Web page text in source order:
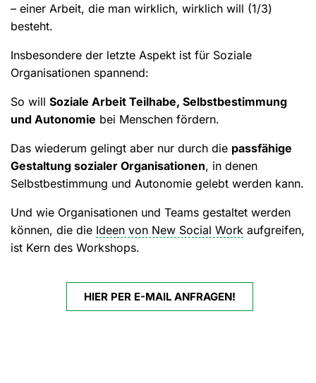
– einer Arbeit, die man wirklich, wirklich will (1/3)
besteht.
Insbesondere der letzte Aspekt ist für Soziale
Organisationen spannend:
So will Soziale Arbeit Teilhabe, Selbstbestimmung
und Autonomie bei Menschen fördern.
Das wiederum gelingt aber nur durch die passfähige
Gestaltung sozialer Organisationen, in denen
Selbstbestimmung und Autonomie gelebt werden kann.
Und wie Organisationen und Teams gestaltet werden
können, die die Ideen von New Social Work aufgreifen,
ist Kern des Workshops.
HIER PER E-MAIL ANFRAGEN!